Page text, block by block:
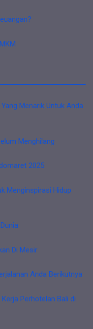
Menarik Untuk Anda
Menghilang
2025
Menginspirasi Hidup
Di Mesir
Anda Berikutnya
Perhotelan Bali di